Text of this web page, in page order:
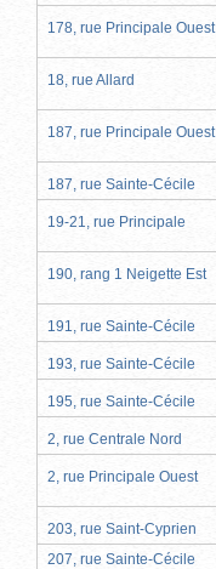
178, rue Principale Ouest
18, rue Allard
187, rue Principale Ouest
187, rue Sainte-Cécile
19-21, rue Principale
190, rang 1 Neigette Est
191, rue Sainte-Cécile
193, rue Sainte-Cécile
195, rue Sainte-Cécile
2, rue Centrale Nord
2, rue Principale Ouest
203, rue Saint-Cyprien
207, rue Sainte-Cécile